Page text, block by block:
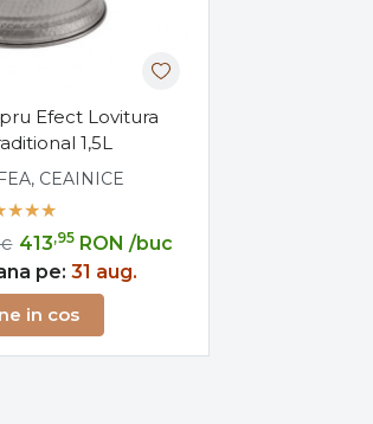
Efect Lovitura
1,5L
CEAINICE
413,95 RON /buc
pe: 31 aug.
in cos